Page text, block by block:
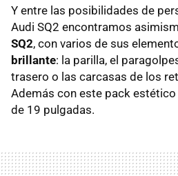
Y entre las posibilidades de
Audi SQ2 encontramos
SQ2, con varios de sus
brillante: la parilla, el
trasero o las carcasas de los
Además con este pack
de 19 pulgadas.